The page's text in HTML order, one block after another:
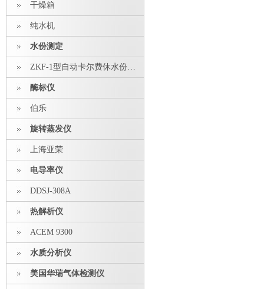
干燥箱
纯水机
水份测定
ZKF-1型自动卡尔费休水份测定仪
酶标仪
伯乐
旋转蒸发仪
上海亚荣
电导率仪
DDSJ-308A
热解析仪
ACEM 9300
水质分析仪
美国华瑞气体检测仪